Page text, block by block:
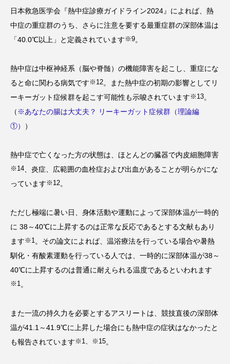
日本救急医学会『熱中症診療ガイドライン2024』によれば、熱
中症の重症群のうち、さらに注意を要する最重症群の深部体温は
「40.0℃以上」と定義されています ※9。
熱中症は中枢神経系（脳や脊髄）の機能障害を起こし、重症にな
ると命に関わる病気です ※12。また熱中症の初期の影響としてリ
ーキーガット症候群を起こす可能性も示唆されています ※13。
（ ※あなたの腸は大丈夫？ リーキーガット症候群（理論編
①）
）
熱中症で亡くなった方の状態は、ほとんどの臓器で内皮細胞障害
※14 、炎症、広範囲の血栓症および出血があることが明らかにな
っています ※12。
ただし極端に暑い日、身体活動や運動によって深部体温が一時的
に 38～40℃に上昇するのは正常な反応であるとする文献もあり
ます ※1 。その論文によれば、温浴療法を行っている場合や暑熱
馴化・有酸素運動を行っている人では、一時的に深部体温が38～
40℃に上昇するのは普通に耐えられる温度であるといわれます
※1 。
また一流の持久力を必要とするアスリートは、競技直後の深部体
温が41.1～41.9℃に上昇した場合にも熱中症の症状はなかったと
も報告されています ※1、※15。